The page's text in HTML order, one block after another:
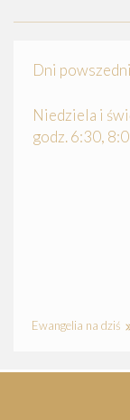
Dni
Niedziela i
godz. 6:30,
Ewangelia na dziś